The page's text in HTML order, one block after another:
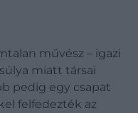
művész – igazi
miatt társai
pedig egy csapat
felfedezték az